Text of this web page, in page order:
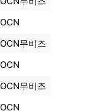
OCN
OCN무비즈
OCN
OCN무비즈
OCN